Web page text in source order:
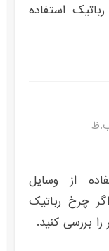
استفاده
از وسایل
چرخ رباتیک
بررسی کنید.